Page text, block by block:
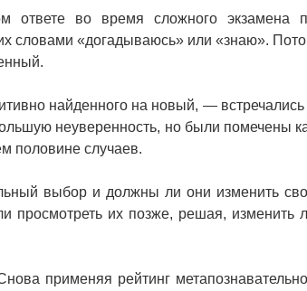
ответе во время сложного экзамена
словами «догадываюсь» или «знаю».
найденного на новый, — встречались
неуверенность, но были помечены
половине случаев.
выбор и должны ли они изменить
просмотреть их позже, решая, изменить
применяя рейтинг